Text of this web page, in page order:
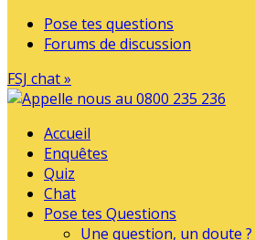
Pose tes questions
Forums de discussion
FSJ chat »
Accueil
Enquêtes
Quiz
Chat
Pose tes Questions
Une question, un doute